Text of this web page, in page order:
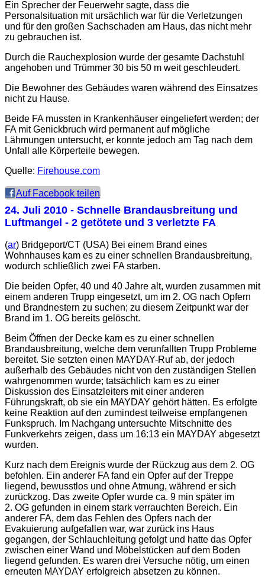
Ein Sprecher der Feuerwehr sagte, dass die
Personalsituation mit ursächlich war für die Verletzungen
und für den großen Sachschaden am Haus, das nicht mehr
zu gebrauchen ist.
Durch die Rauchexplosion wurde der gesamte Dachstuhl
angehoben und Trümmer 30 bis 50 m weit geschleudert.
Die Bewohner des Gebäudes waren während des Einsatzes
nicht zu Hause.
Beide FA mussten in Krankenhäuser eingeliefert werden; der
FA mit Genickbruch wird permanent auf mögliche
Lähmungen untersucht, er konnte jedoch am Tag nach dem
Unfall alle Körperteile bewegen.
Quelle: Firehouse.com
Auf Facebook teilen
24. Juli 2010 - Schnelle Brandausbreitung und
Luftmangel - 2 getötete und 3 verletzte FA
(ar) Bridgeport/CT (USA) Bei einem Brand eines
Wohnhauses kam es zu einer schnellen Brandausbreitung,
wodurch schließlich zwei FA starben.
Die beiden Opfer, 40 und 40 Jahre alt, wurden zusammen mit
einem anderen Trupp eingesetzt, um im 2. OG nach Opfern
und Brandnestern zu suchen; zu diesem Zeitpunkt war der
Brand im 1. OG bereits gelöscht.
Beim Öffnen der Decke kam es zu einer schnellen
Brandausbreitung, welche dem verunfallten Trupp Probleme
bereitet. Sie setzten einen MAYDAY-Ruf ab, der jedoch
außerhalb des Gebäudes nicht von den zuständigen Stellen
wahrgenommen wurde; tatsächlich kam es zu einer
Diskussion des Einsatzleiters mit einer anderen
Führungskraft, ob sie ein MAYDAY gehört hätten. Es erfolgte
keine Reaktion auf den zumindest teilweise empfangenen
Funkspruch. Im Nachgang untersuchte Mitschnitte des
Funkverkehrs zeigen, dass um 16:13 ein MAYDAY abgesetzt
wurden.
Kurz nach dem Ereignis wurde der Rückzug aus dem 2. OG
befohlen. Ein anderer FA fand ein Opfer auf der Treppe
liegend, bewusstlos und ohne Atmung, während er sich
zurückzog. Das zweite Opfer wurde ca. 9 min später im
2. OG gefunden in einem stark verrauchten Bereich. Ein
anderer FA, dem das Fehlen des Opfers nach der
Evakuierung aufgefallen war, war zurück ins Haus
gegangen, der Schlauchleitung gefolgt und hatte das Opfer
zwischen einer Wand und Möbelstücken auf dem Boden
liegend gefunden. Es waren drei Versuche nötig, um einen
erneuten MAYDAY erfolgreich absetzen zu können.